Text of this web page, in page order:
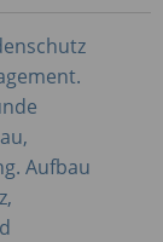
Aufbau